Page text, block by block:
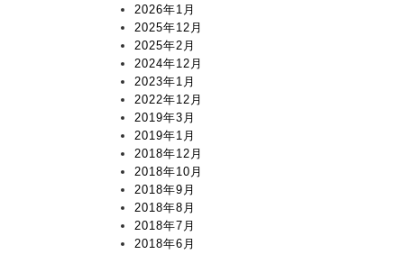
2026年1月
2025年12月
2025年2月
2024年12月
2023年1月
2022年12月
2019年3月
2019年1月
2018年12月
2018年10月
2018年9月
2018年8月
2018年7月
2018年6月